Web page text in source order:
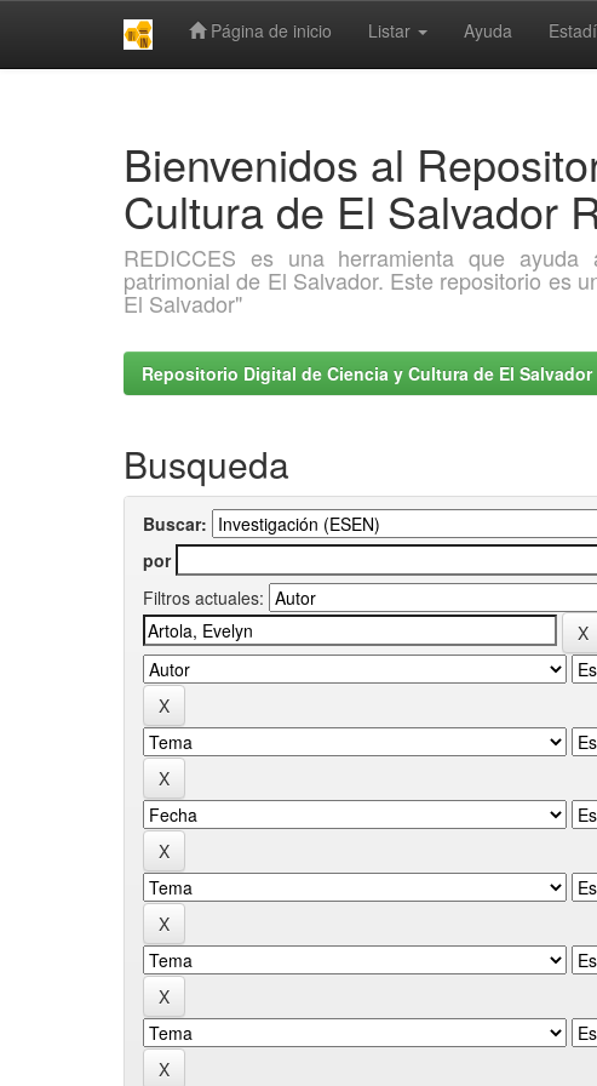
Página de inicio Listar Ayuda
Bienvenidos al
Cultura de El Salvador
REDICCES es una herramienta que
patrimonial de El Salvador. Este repositorio es
El Salvador"
Repositorio Digital de Ciencia y Cultura de El Salvador
Busqueda
Buscar:
por
Filtros actuales: